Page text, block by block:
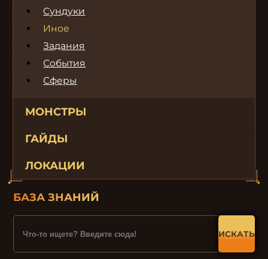
Сундуки
Иное
Задания
События
Сферы
МОНСТРЫ
ГАЙДЫ
ЛОКАЦИИ
БАЗА ЗНАНИЙ
ИСКАТЬ